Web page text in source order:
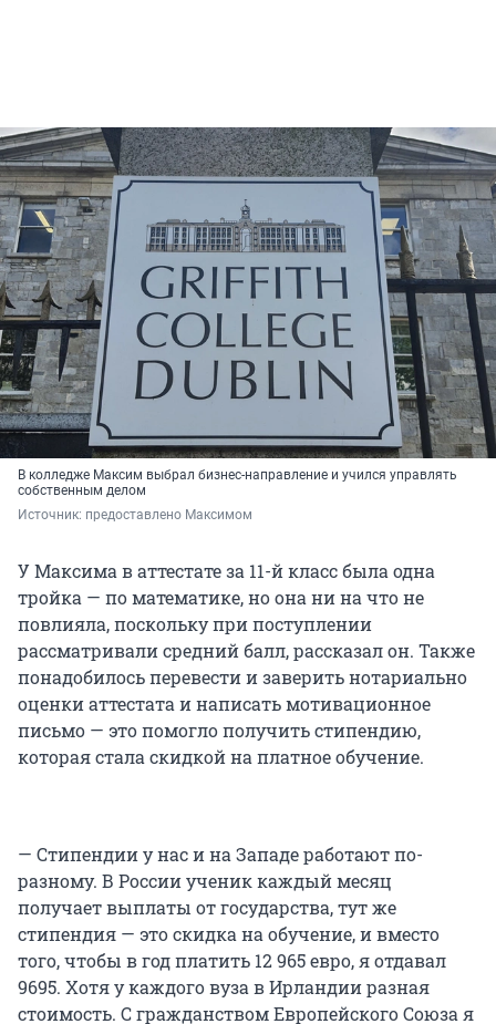
В колледже Максим выбрал бизнес-направление и учился управлять
собственным делом
Источник: предоставлено Максимом
У Максима в аттестате за 11-й класс была одна
тройка — по математике, но она ни на что не
повлияла, поскольку при поступлении
рассматривали средний балл, рассказал он. Также
понадобилось перевести и заверить нотариально
оценки аттестата и написать мотивационное
письмо — это помогло получить стипендию,
которая стала скидкой на платное обучение.
— Стипендии у нас и на Западе работают по-
разному. В России ученик каждый месяц
получает выплаты от государства, тут же
стипендия — это скидка на обучение, и вместо
того, чтобы в год платить 12 965 евро, я отдавал
9695. Хотя у каждого вуза в Ирландии разная
стоимость. С гражданством Европейского Союза я